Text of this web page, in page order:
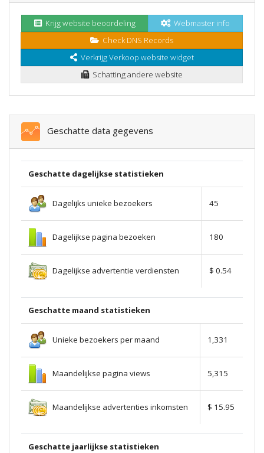
Krijg website beoordeling
Webmaster info
Check DNS Records
Verkrijg Verkoop website widget
Schatting andere website
Geschatte data gegevens
Geschatte dagelijkse statistieken
Dagelijks unieke bezoekers 45
Dagelijkse pagina bezoeken 180
Dagelijkse advertentie verdiensten $ 0.54
Geschatte maand statistieken
Unieke bezoekers per maand 1,331
Maandelijkse pagina views 5,315
Maandelijkse advertenties inkomsten $ 15.95
Geschatte jaarlijkse statistieken